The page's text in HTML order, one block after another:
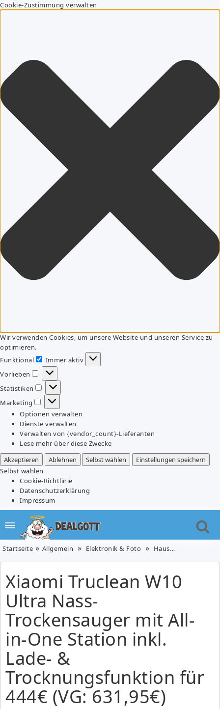
Cookie-Zustimmung verwalten
Wir verwenden Cookies, um unsere Website und unseren Service zu
optimieren.
Funktional
Funktional
Immer aktiv
Vorlieben
Vorlieben
Statistiken
Statistiken
Marketing
Marketing
Optionen verwalten
Dienste verwalten
Verwalten von {vendor_count}-Lieferanten
Lese mehr über diese Zwecke
Akzeptieren
Ablehnen Selbst wählen
Einstellungen speichern
Selbst wählen
Cookie-Richtlinie
Datenschutzerklärung
Impressum
Startseite Allgemein Elektronik & Foto Haushaltsgeräte
Xiaomi Truclean W10
Ultra Nass-
Trockensauger mit All-
in-One Station inkl.
Lade- &
Trocknungsfunktion für
444€ (VG: 631,95€)